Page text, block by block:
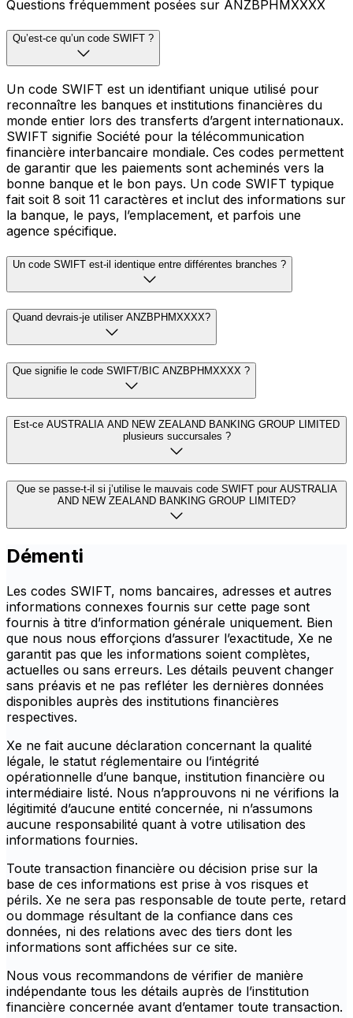
Questions fréquemment posées sur ANZBPHMXXXX
Qu’est-ce qu’un code SWIFT ?
Un code SWIFT est un identifiant unique utilisé pour
reconnaître les banques et institutions financières du
monde entier lors des transferts d’argent internationaux.
SWIFT signifie Société pour la télécommunication
financière interbancaire mondiale. Ces codes permettent
de garantir que les paiements sont acheminés vers la
bonne banque et le bon pays. Un code SWIFT typique
fait soit 8 soit 11 caractères et inclut des informations sur
la banque, le pays, l’emplacement, et parfois une
agence spécifique.
Un code SWIFT est-il identique entre différentes branches ?
Quand devrais-je utiliser ANZBPHMXXXX?
Que signifie le code SWIFT/BIC ANZBPHMXXXX ?
Est-ce AUSTRALIA AND NEW ZEALAND BANKING GROUP LIMITED
plusieurs succursales ?
Que se passe-t-il si j’utilise le mauvais code SWIFT pour AUSTRALIA
AND NEW ZEALAND BANKING GROUP LIMITED?
Démenti
Les codes SWIFT, noms bancaires, adresses et autres
informations connexes fournis sur cette page sont
fournis à titre d’information générale uniquement. Bien
que nous nous efforçions d’assurer l’exactitude, Xe ne
garantit pas que les informations soient complètes,
actuelles ou sans erreurs. Les détails peuvent changer
sans préavis et ne pas refléter les dernières données
disponibles auprès des institutions financières
respectives.
Xe ne fait aucune déclaration concernant la qualité
légale, le statut réglementaire ou l’intégrité
opérationnelle d’une banque, institution financière ou
intermédiaire listé. Nous n’approuvons ni ne vérifions la
légitimité d’aucune entité concernée, ni n’assumons
aucune responsabilité quant à votre utilisation des
informations fournies.
Toute transaction financière ou décision prise sur la
base de ces informations est prise à vos risques et
périls. Xe ne sera pas responsable de toute perte, retard
ou dommage résultant de la confiance dans ces
données, ni des relations avec des tiers dont les
informations sont affichées sur ce site.
Nous vous recommandons de vérifier de manière
indépendante tous les détails auprès de l’institution
financière concernée avant d’entamer toute transaction.